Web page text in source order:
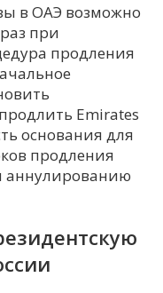
в ОАЭ возможно
при
продления
Emirates
основания для
продления
аннулированию